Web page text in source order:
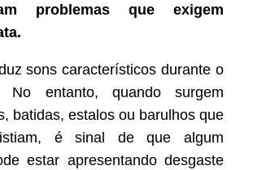
problemas que exigem
sons característicos durante o
No entanto, quando surgem
batidas, estalos ou barulhos que
é sinal de que algum
estar apresentando desgaste